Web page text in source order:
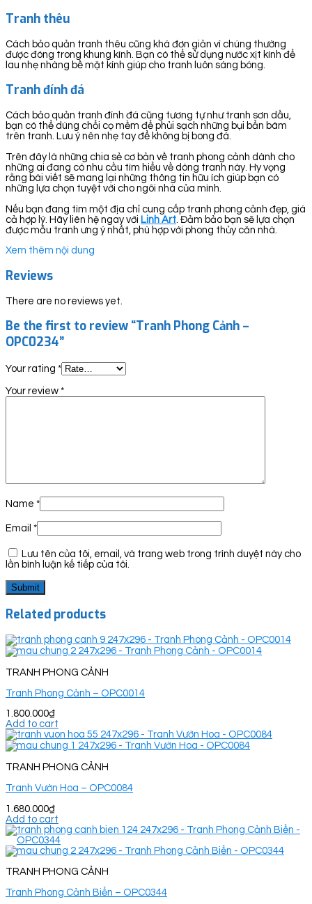
Tranh thêu
Cách bảo quản tranh thêu cũng khá đơn giản vì chúng thường
được đóng trong khung kính. Bạn có thể sử dụng nước xịt kính để
lau nhẹ nhàng bề mặt kính giúp cho tranh luôn sáng bóng.
Tranh đính đá
Cách bảo quản tranh đính đá cũng tương tự như tranh sơn dầu,
bạn có thể dùng chổi cọ mềm để phủi sạch những bụi bẩn bám
trên tranh. Lưu ý nên nhẹ tay để không bị bong đá.
Trên đây là những chia sẻ cơ bản về tranh phong cảnh dành cho
những ai đang có nhu cầu tìm hiểu về dòng tranh này. Hy vọng
rằng bài viết sẽ mang lại những thông tin hữu ích giúp bạn có
những lựa chọn tuyệt vời cho ngôi nhà của mình.
Nếu bạn đang tìm một địa chỉ cung cấp tranh phong cảnh đẹp, giá
cả hợp lý. Hãy liên hệ ngay với Linh Art . Đảm bảo bạn sẽ lựa chọn
được mẫu tranh ưng ý nhất, phù hợp với phong thủy căn nhà.
Xem thêm nội dung
Reviews
There are no reviews yet.
Be the first to review “Tranh Phong Cảnh –
OPC0234”
Your rating *
Your review *
Name *
Email *
Lưu tên của tôi, email, và trang web trong trình duyệt này cho
lần bình luận kế tiếp của tôi.
Related products
TRANH PHONG CẢNH
Tranh Phong Cảnh – OPC0014
1.800.000₫
Add to cart
TRANH PHONG CẢNH
Tranh Vườn Hoa – OPC0084
1.680.000₫
Add to cart
TRANH PHONG CẢNH
Tranh Phong Cảnh Biển – OPC0344